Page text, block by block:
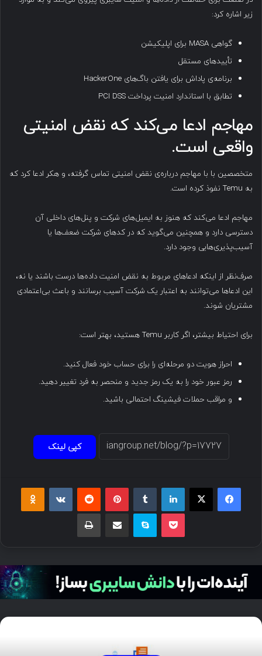
زیر اشاره کرد:
گواهی MASA برای اپلیکیشن
تأییدهای مستقل
برنامه‌ی پاداش برای یافتن باگ‌های HackerOne
تطابق با استاندارد امنیت پرداخت PCI DSS
مهاجم ادعا می‌کند که نقض امنیتی
واقعی است.
متخصصین با با مهاجم درباره‌ی نقض امنیتی تماس گرفته، و هکر ادعا کرد که
به Temu نفوذ کرده است.
مهاجم ادعا می‌کند که هنوز به ایمیل‌های شرکت و پنل‌های داخلی آن
دسترسی دارد و همچنین می‌گوید که در کدهای شرکت ضعف‌ها یا
آسیب‌پذیری‌هایی وجود دارد.
صرف‌نظر از اینکه ادعاهای مربوط به نقض امنیت داده‌ها درست باشند یا نه،
این ادعاها می‌توانند به اعتبار یک شرکت آسیب برسانند و باعث بی‌اعتمادی
مشتریان شوند.
برای احتیاط بیشتر، اگر کاربر Temu هستید، بهتر است:
احراز هویت دو مرحله‌ای را برای حساب خود فعال کنید.
رمز عبور خود را به یک رمز جدید و منحصر به فرد تغییر دهید.
و مراقب حملات فیشینگ احتمالی باشید.
کپی لینک
فیسبوک ایکس لینکداین پینتریست
پاکت اسکایپ چاپ